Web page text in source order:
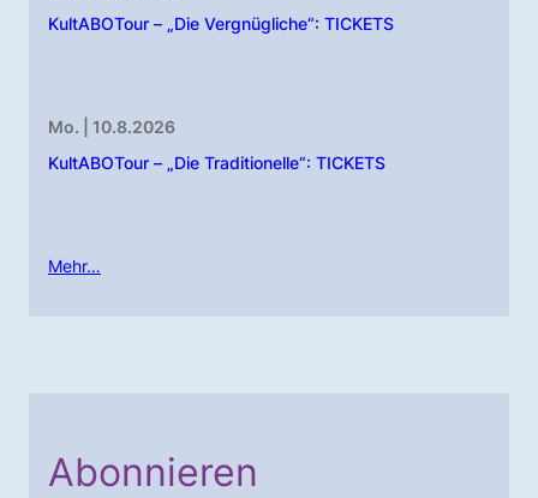
KultABOTour – „Die Vergnügliche“: TICKETS
Mo. | 10.8.2026
KultABOTour – „Die Traditionelle“: TICKETS
Mehr…
Abonnieren